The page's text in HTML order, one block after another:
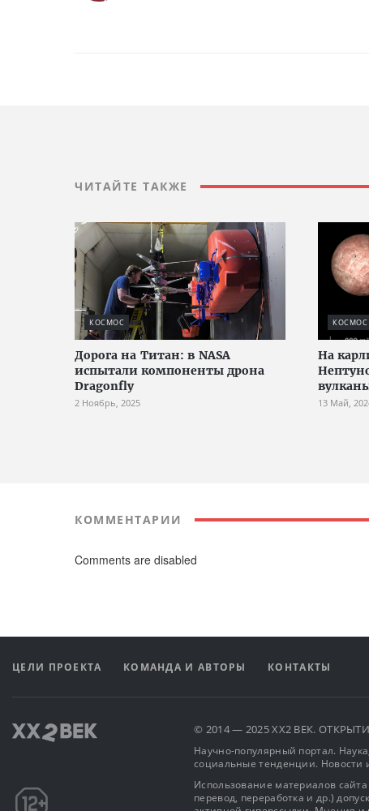
ЧИТАЙТЕ ТАКЖЕ
КОСМОС
Дорога на Титан: в NASA
испытали компоненты дрона
Dragonfly
2 Ноябрь, 2025
КОСМОС
На
13 Май,
КОММЕНТАРИИ
Comments are disabled
ЦЕЛИ ПРОЕКТА КОМАНДА И АВТОРЫ КОНТАКТЫ
© 2014 — 2025 XX2 ВЕК.
Научно-популярный портал.
социальные тенденции. Новости
Использование материалов
перевод, переработка и др.)